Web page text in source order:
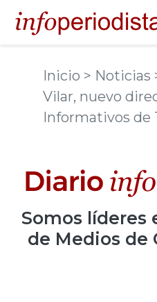
Inicio > Noticias
Vilar, nuevo
Informativos de
Somos líderes
de Medios de